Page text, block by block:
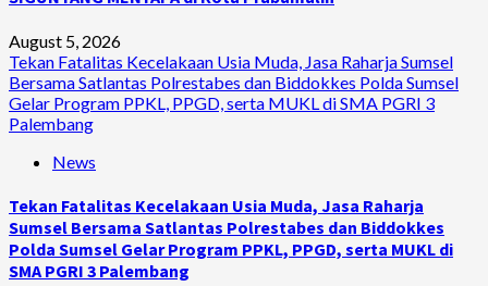
August 5, 2026
Tekan Fatalitas Kecelakaan Usia Muda, Jasa Raharja Sumsel
Bersama Satlantas Polrestabes dan Biddokkes Polda Sumsel
Gelar Program PPKL, PPGD, serta MUKL di SMA PGRI 3
Palembang
News
Tekan Fatalitas Kecelakaan Usia Muda, Jasa Raharja
Sumsel Bersama Satlantas Polrestabes dan Biddokkes
Polda Sumsel Gelar Program PPKL, PPGD, serta MUKL di
SMA PGRI 3 Palembang